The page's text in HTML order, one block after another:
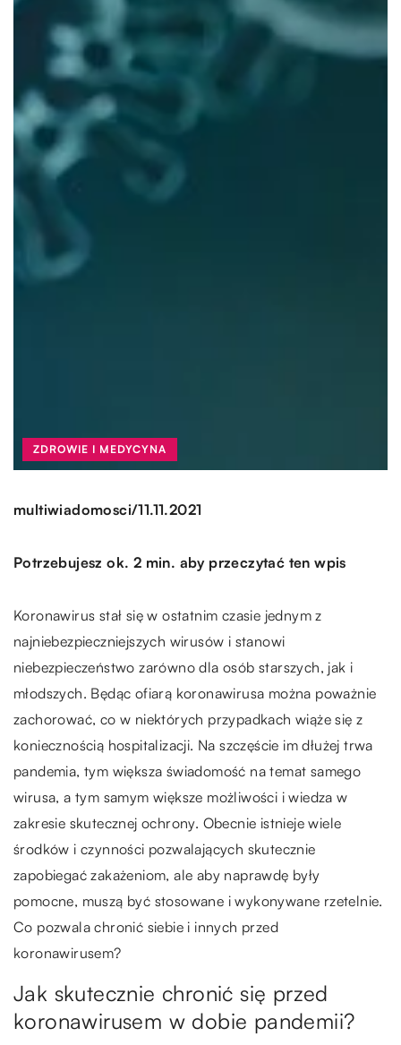
ZDROWIE I MEDYCYNA
multiwiadomosci/11.11.2021
Potrzebujesz ok. 2 min. aby przeczytać ten wpis
Koronawirus stał się w ostatnim czasie jednym z
najniebezpieczniejszych wirusów i stanowi
niebezpieczeństwo zarówno dla osób starszych, jak i
młodszych. Będąc ofiarą koronawirusa można poważnie
zachorować, co w niektórych przypadkach wiąże się z
koniecznością hospitalizacji. Na szczęście im dłużej trwa
pandemia, tym większa świadomość na temat samego
wirusa, a tym samym większe możliwości i wiedza w
zakresie skutecznej ochrony. Obecnie istnieje wiele
środków i czynności pozwalających skutecznie
zapobiegać zakażeniom, ale aby naprawdę były
pomocne, muszą być stosowane i wykonywane rzetelnie.
Co pozwala chronić siebie i innych przed
koronawirusem?
Jak skutecznie chronić się przed
koronawirusem w dobie pandemii?